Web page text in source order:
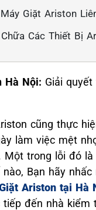
Giặt Ariston
Các Thiết Bị
Hà Nội: Giải
cũng thực
làm việc mệt
Một trong lỗi đó
Bạn hãy
Ariston tại Hà
đến nhà